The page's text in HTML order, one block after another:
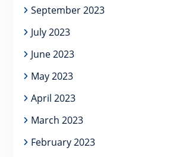
September 2023
July 2023
June 2023
May 2023
April 2023
March 2023
February 2023